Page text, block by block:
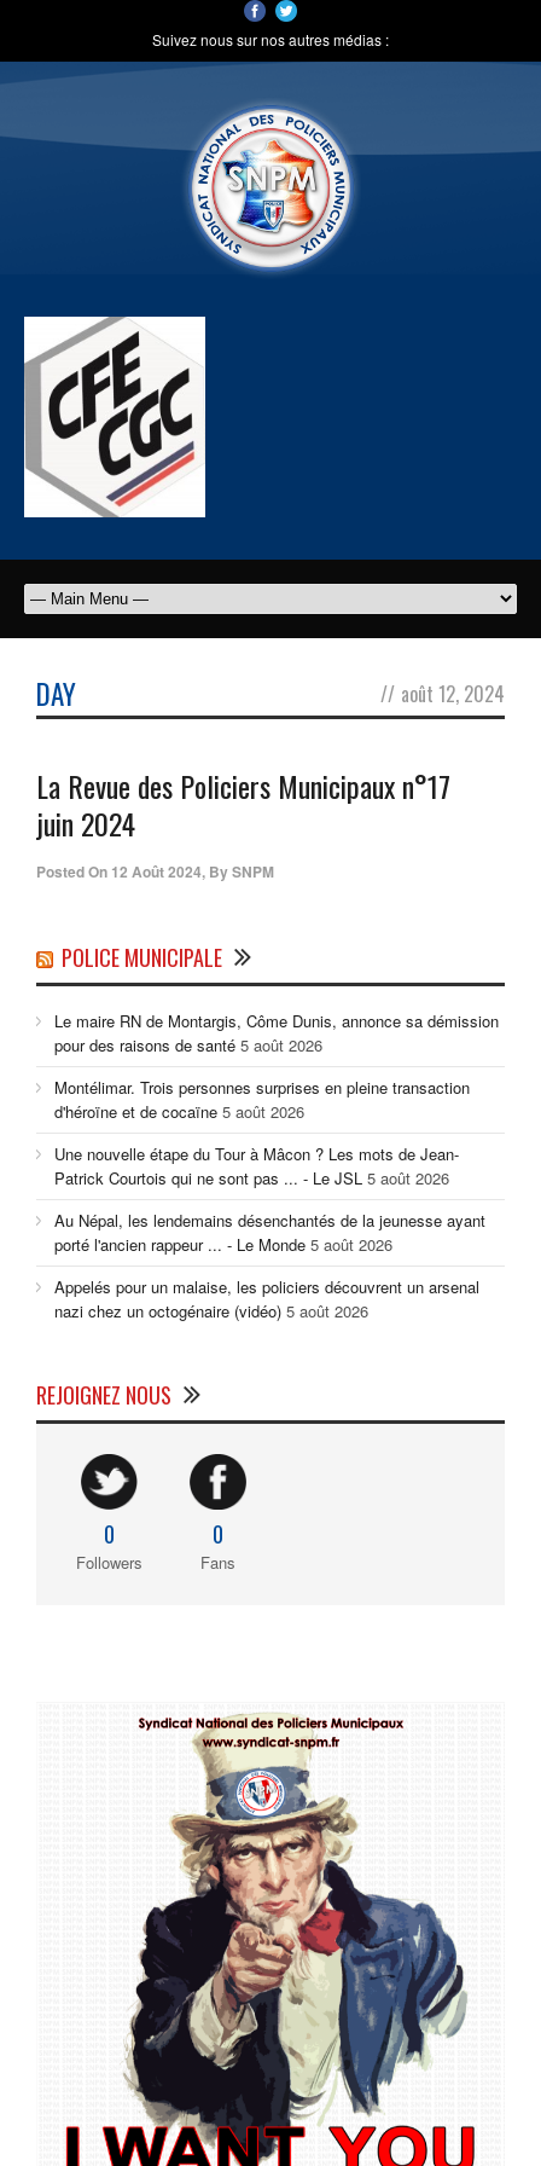
Suivez nous sur nos autres médias :
DAY // août 12, 2024
La Revue des Policiers Municipaux n°17
juin 2024
Posted On 12 Août 2024, BySNPM
POLICE MUNICIPALE
Le maire RN de Montargis, Côme Dunis, annonce sa démission
pour des raisons de santé 5 août 2026
Montélimar. Trois personnes surprises en pleine transaction
d'héroïne et de cocaïne 5 août 2026
Une nouvelle étape du Tour à Mâcon ? Les mots de Jean-
Patrick Courtois qui ne sont pas ... - Le JSL 5 août 2026
Au Népal, les lendemains désenchantés de la jeunesse ayant
porté l'ancien rappeur ... - Le Monde 5 août 2026
Appelés pour un malaise, les policiers découvrent un arsenal
nazi chez un octogénaire (vidéo) 5 août 2026
REJOIGNEZ NOUS
0
Followers
0
Fans